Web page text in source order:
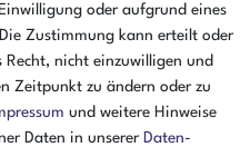
Freitag
Uhr
oder aufgrund eines
Zustimmung kann erteilt oder
Recht, nicht einzuwilligen und
Zeitpunkt zu ändern oder zu
und weitere Hinweise
Daten in unserer Daten­